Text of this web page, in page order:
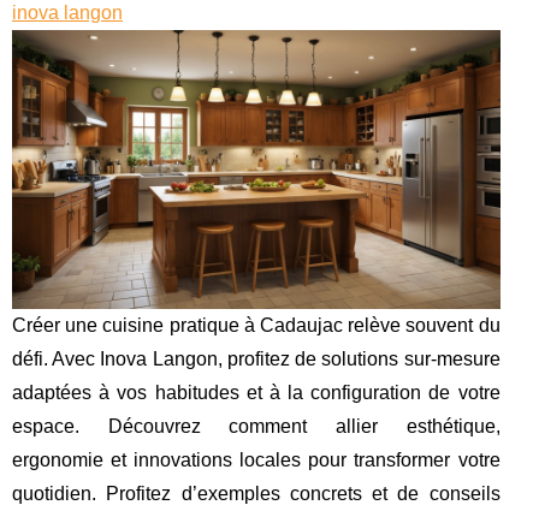
inova langon
Créer une cuisine pratique à Cadaujac relève souvent du
défi. Avec Inova Langon, profitez de solutions sur-mesure
adaptées à vos habitudes et à la configuration de votre
espace. Découvrez comment allier esthétique,
ergonomie et innovations locales pour transformer votre
quotidien. Profitez d’exemples concrets et de conseils